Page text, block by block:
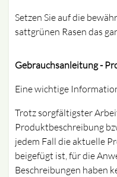
Setzen Sie auf die
sattgrünen Rasen das
Gebrauchsanleitung -
Eine wichtige
Trotz sorgfältigster
Produktbeschreibung
jedem Fall die aktuelle
beigefügt ist, für die
Beschreibungen haben